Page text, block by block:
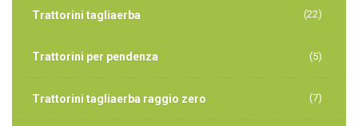
Trattorini tagliaerba (22)
Trattorini per pendenza (5)
Trattorini tagliaerba raggio zero (7)